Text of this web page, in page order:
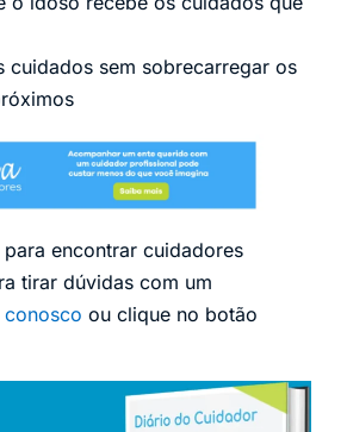
cuidados sem sobrecarregar os
para encontrar cuidadores
tirar dúvidas com um
ou clique no botão